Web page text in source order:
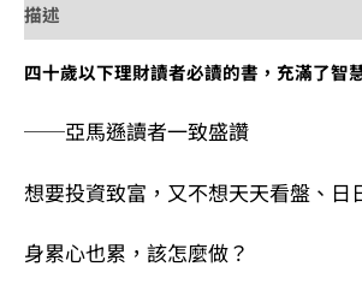
描述
四十歲以下理財讀者必讀的書，充滿了智
──亞馬遜讀者一致盛讚
想要投資致富，又不想天天看盤、日
身累心也累，該怎麼做？